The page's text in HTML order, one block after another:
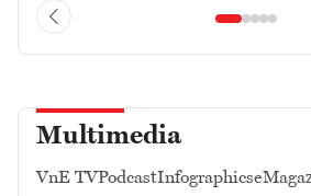
Multimedia
VnE TVPodcastInfographics